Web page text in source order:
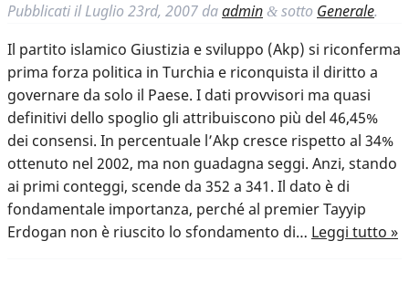
Pubblicati ilLuglio 23rd, 2007 daadmin & sotto Generale.
Il partito islamico Giustizia e sviluppo (Akp) si riconferma
prima forza politica in Turchia e riconquista il diritto a
governare da solo il Paese. I dati provvisori ma quasi
definitivi dello spoglio gli attribuiscono più del 46,45%
dei consensi. In percentuale l’Akp cresce rispetto al 34%
ottenuto nel 2002, ma non guadagna seggi. Anzi, stando
ai primi conteggi, scende da 352 a 341. Il dato è di
fondamentale importanza, perché al premier Tayyip
Erdogan non è riuscito lo sfondamento di… Leggi tutto »